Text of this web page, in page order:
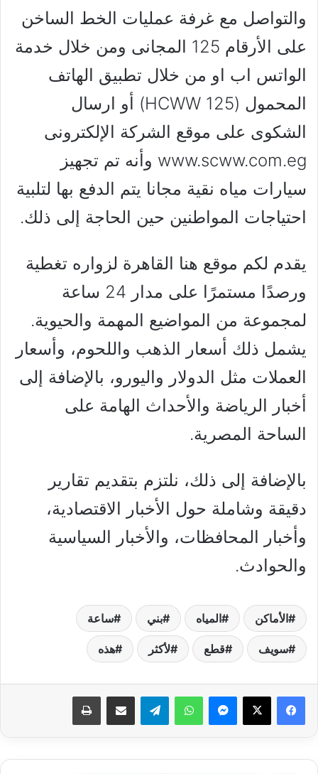
والتواصل مع غرفة عمليات الخط الساخن
على الأرقام 125 المجانى ومن خلال خدمة
الواتس اب او من خلال تطبيق الهاتف
المحمول (HCWW 125) أو ارسال
الشكوى على موقع الشركة الإلكترونى
www.scww.com.eg وأنه تم تجهيز
سيارات مياه نقية مجانا يتم الدفع بها لتلبية
احتياجات المواطنين حين الحاجة إلى ذلك.
يقدم لكم موقع هنا القاهرة لزواره تغطية
ورصدًا مستمرًا على مدار 24 ساعة
لمجموعة من المواضيع المهمة والحيوية.
يشمل ذلك أسعار الذهب واللحوم، وأسعار
العملات مثل الدولار واليورو، بالإضافة إلى
أخبار الرياضة والأحداث الهامة على
الساحة المصرية.
بالإضافة إلى ذلك، نلتزم بتقديم تقارير
دقيقة وشاملة حول الأخبار الاقتصادية،
وأخبار المحافظات، والأخبار السياسية
والحوادث.
الأماكن المياه بني ساعة
سويف قطع لأكثر هذه
فيسبوك ‫X ماسنجر واتساب تيلقرام مشاركة عبر البريد طباعة